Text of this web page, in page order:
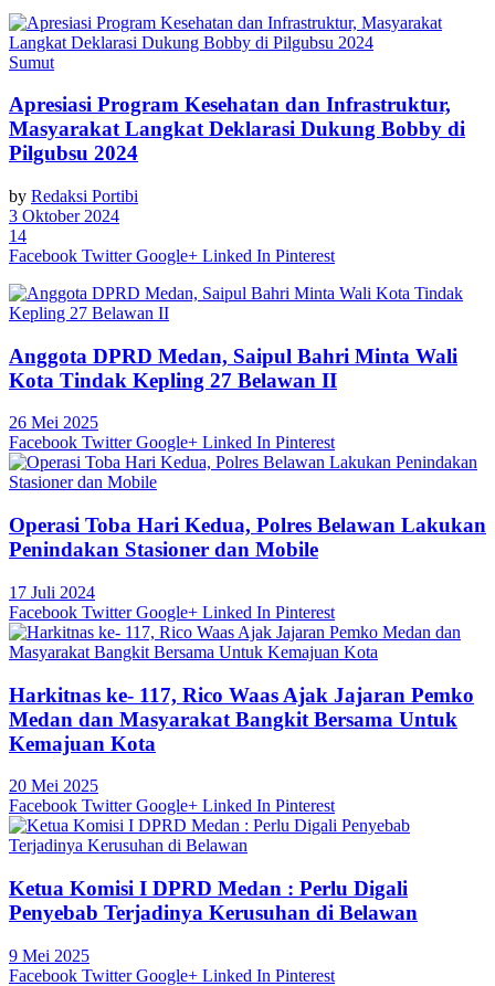
Sumut
Apresiasi Program Kesehatan dan Infrastruktur,
Masyarakat Langkat Deklarasi Dukung Bobby di
Pilgubsu 2024
by Redaksi Portibi
3 Oktober 2024
14
Facebook Twitter Google+ Linked In Pinterest
Anggota DPRD Medan, Saipul Bahri Minta Wali
Kota Tindak Kepling 27 Belawan II
26 Mei 2025
Facebook Twitter Google+ Linked In Pinterest
Operasi Toba Hari Kedua, Polres Belawan Lakukan
Penindakan Stasioner dan Mobile
17 Juli 2024
Facebook Twitter Google+ Linked In Pinterest
Harkitnas ke- 117, Rico Waas Ajak Jajaran Pemko
Medan dan Masyarakat Bangkit Bersama Untuk
Kemajuan Kota
20 Mei 2025
Facebook Twitter Google+ Linked In Pinterest
Ketua Komisi I DPRD Medan : Perlu Digali
Penyebab Terjadinya Kerusuhan di Belawan
9 Mei 2025
Facebook Twitter Google+ Linked In Pinterest